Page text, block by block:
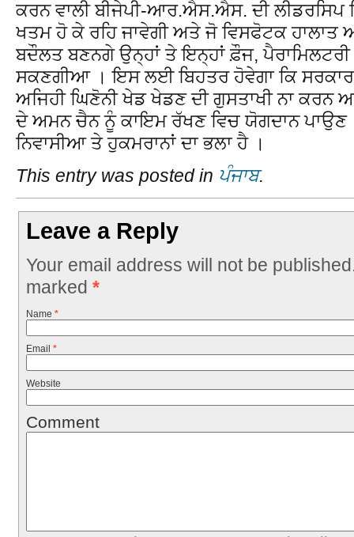
ਕਰਨ ਵਾਲੀ ਬੀਜੇਪੀ-ਆਰ.ਐਸ.ਐਸ. ਦੀ
ਖਤਮ ਹੋ ਕੇ ਰਹਿ ਜਾਵੇਗੀ ਅਤੇ ਜੋ ਵਿਸਫੋਟਕ ਹਾਲਾਤ
ਬਦੌਲਤ ਬਣਨਗੇ ਉਨ੍ਹਾਂ ਤੇ ਇਨ੍ਹਾਂ ਫ਼ੌਜ, ਪੈਰਾਮਿਲਟਰੀ
ਸਕਣਗੀਆ । ਇਸ ਲਈ ਬਿਹਤਰ ਹੋਵੇਗਾ ਕਿ ਸਰਕਾਰ
ਅਜਿਹੀ ਘਿਣੋਨੀ ਖੇਡ ਖੇਡਣ ਦੀ ਗੁਸਤਾਖੀ ਨਾ
ਦੇ ਅਮਨ ਚੈਨ ਨੂੰ ਕਾਇਮ ਰੱਖਣ ਵਿਚ ਯੋਗਦਾਨ
ਨਿਵਾਸੀਆ ਤੇ ਹੁਕਮਰਾਨਾਂ ਦਾ ਭਲਾ ਹੈ ।
This entry was posted in ਪੰਜਾਬ.
Leave a Reply
Your email address will not be
marked *
Name *
Email *
Website
Comment